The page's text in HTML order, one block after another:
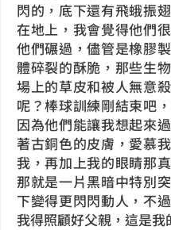
閃的，底下還有飛蛾振
在地上，我會覺得他們
他們碾過，儘管是橡膠
體碎裂的酥脆，那些生
場上的草皮和被人無意
呢？棒球訓練剛結束吧
因為他們能讓我想起來
著古銅色的皮膚，愛慕
我，再加上我的眼睛那
那就是一片黑暗中特別
下變得更閃閃動人，不
我得照顧好父親，這是我